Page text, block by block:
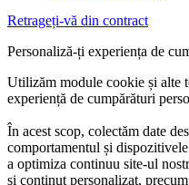
Retrageți-vă din contract
Personaliză-ți experiența de
Utilizăm module cookie și alte
experiență de cumpărături
În acest scop, colectăm date
comportamentul și
a optimiza continuu site-ul
și conținut personalizat,